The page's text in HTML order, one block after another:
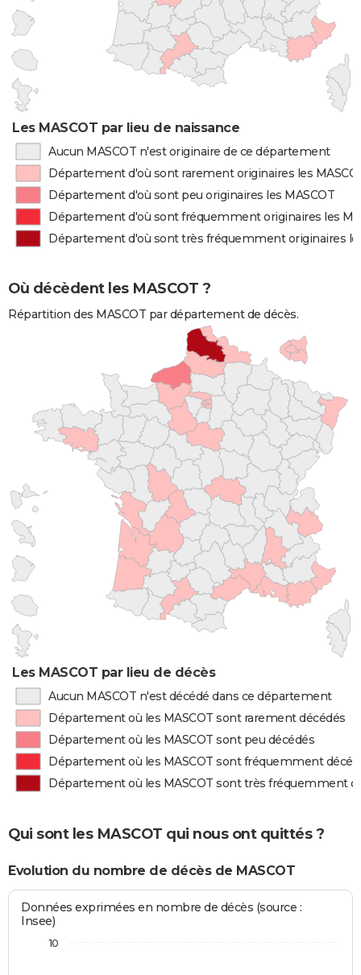
Les MASCOT par lieu de naissance
Aucun MASCOT n'est originaire de ce département
Département d'où sont rarement originaires les
Département d'où sont peu originaires les MASCOT
Département d'où sont fréquemment originaires les
Département d'où sont très fréquemment originaires
Où décèdent les MASCOT ?
Répartition des MASCOT par département de décès.
Les MASCOT par lieu de décès
Aucun MASCOT n'est décédé dans ce département
Département où les MASCOT sont rarement décédés
Département où les MASCOT sont peu décédés
Département où les MASCOT sont fréquemment
Département où les MASCOT sont très fréquemment
Qui sont les MASCOT qui nous ont quittés ?
Evolution du nombre de décès de MASCOT
Données exprimées en nombre de décès (source :
Insee)
10